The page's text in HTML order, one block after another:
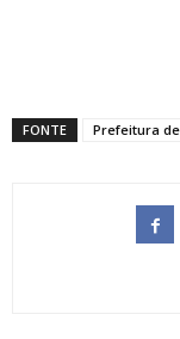
FONTE Prefeitura